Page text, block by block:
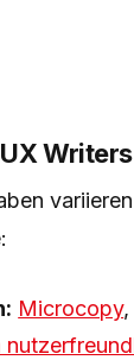
Writers
Microcopy,